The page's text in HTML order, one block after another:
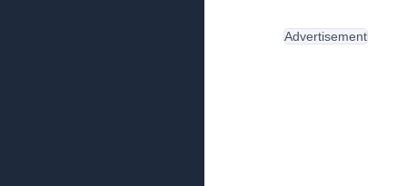
Advertisement